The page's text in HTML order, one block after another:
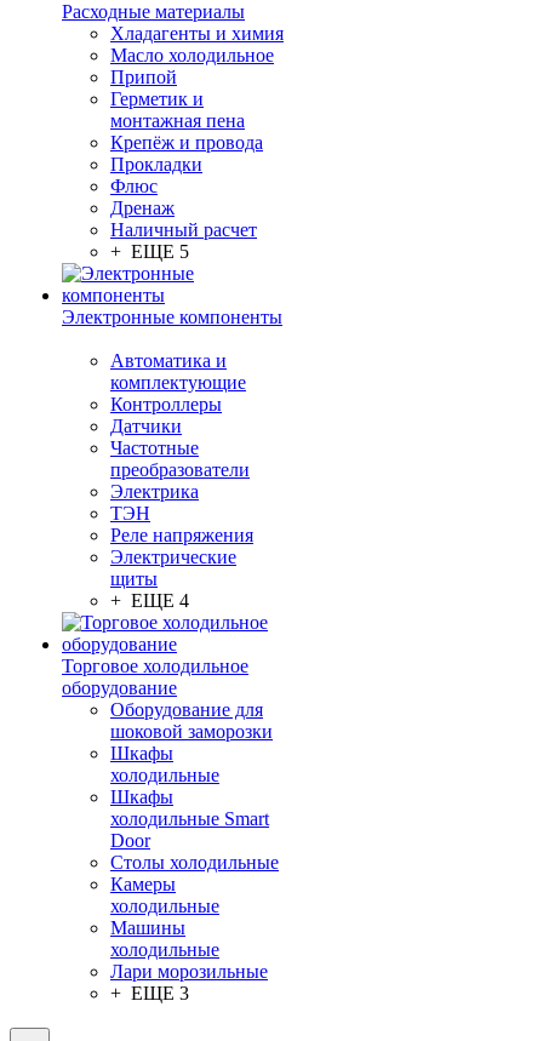
Расходные материалы
Хладагенты и химия
Масло холодильное
Припой
Герметик и
монтажная пена
Крепёж и провода
Прокладки
Флюс
Дренаж
Наличный расчет
+ ЕЩЕ 5
Электронные компоненты
Автоматика и
комплектующие
Контроллеры
Датчики
Частотные
преобразователи
Электрика
ТЭН
Реле напряжения
Электрические
щиты
+ ЕЩЕ 4
Торговое холодильное
оборудование
Оборудование для
шоковой заморозки
Шкафы
холодильные
Шкафы
холодильные Smart
Door
Столы холодильные
Камеры
холодильные
Машины
холодильные
Лари морозильные
+ ЕЩЕ 3